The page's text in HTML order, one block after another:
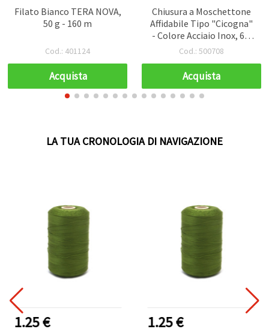
Filato Bianco TERA NOVA,
50 g - 160 m
Cod.: 401124
Acquista
Chiusura a Moschettone
Affidabile Tipo "Cicogna"
- Colore Acciaio Inox, 6 x
12 mm, Set da 10 per
Cod.: 500708
Acquista
LA TUA CRONOLOGIA DI NAVIGAZIONE
1.25 € 1.25 €